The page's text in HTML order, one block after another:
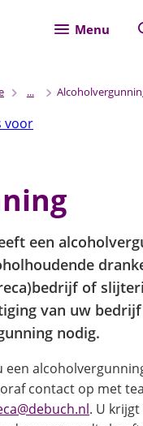
Menu
...
voor
een
of
van uw
nodig.
een
contact op met
(Verwijst
. U